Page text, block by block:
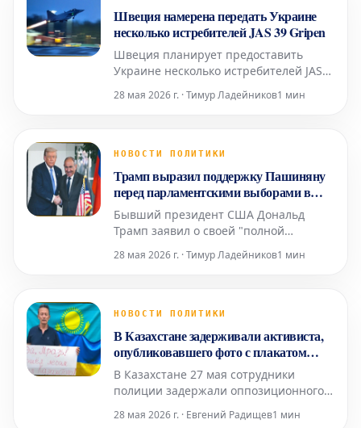
связи с возросшей угрозой городские
в
Швеция намерена передать Украине
несколько истребителей JAS 39 Gripen
Швеция планирует предоставить
Украине несколько истребителей JAS
производимых компанией Saab.
передачи пока не разглашаются.
данным, должны стартовать
переговоры
28 мая 2026 г. · Тимур Ладейников1 мин
НОВОСТИ ПОЛИТИКИ
Трамп выразил поддержку Пашиняну
перед парламентскими выборами в
Армении
Бывший президент США Дональд
Трамп заявил о своей "полной
Армении Никола Пашиняна в
на своей платформе Truth Social Трамп
"большого друга и лидера",
подчеркнув, что т
28 мая 2026 г. · Тимур Ладейников1 мин
НОВОСТИ ПОЛИТИКИ
В Казахстане задерживали активиста,
опубликовавшего фото с плакатом
"Пошел лесом из Казахстана! Слава
Украине!" в день визита Путина
В Казахстане 27 мая сотрудники
полиции задержали оппозиционного
этом сообщила его дочь Айман
28 мая 2026 г. · Евгений Радищев1 мин